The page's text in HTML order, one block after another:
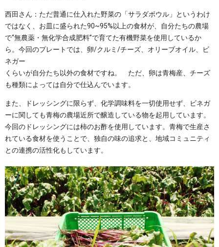
西田さん：ただ普通に仕入れた野菜の「サラダボウル」というわけ
ではなく、お皿に盛られた90~95%以上の食材が、自分たちの農場
で“無農薬・無化学合成肥料”で育てた有機野菜を使用しているか
ら。今回のプレートでは、卵/クルミ/チーズ、オリーブオイル、ビ
ネガー
くらいが自分たち以外の食材ですね。 ただ、卵は青梅産、チーズ
も種類によっては自分で仕込んでいます。
また、ドレッシングに限らず、化学調味料を一切使用せず、ビネガ
ーに関しても青梅の農場近所で醸造している物を起用しています。
今回のドレッシングには柿のお酢を使用しています。青梅で生産さ
れている食材を使うことで、独自の味の追求と、地域コミュニティ
との連携の活性化もしています。